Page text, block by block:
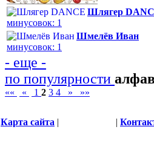
Шлягер
минусовок: 1
Шмелёв Иван
минусовок: 1
- еще -
по популярности
«« « 1 2 3 4 » »»
Карта сайта | |